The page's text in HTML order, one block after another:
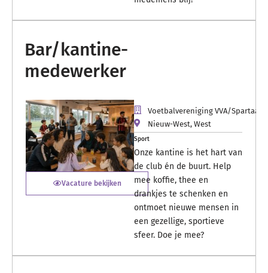
Bar/kantine-
medewerker
Vacature bekijken
Voetbalvereniging VVA/Spartaan
Nieuw-West, West
Sport
Onze kantine is het hart van
de club én de buurt. Help
mee koffie, thee en
drankjes te schenken en
ontmoet nieuwe mensen in
een gezellige, sportieve
sfeer. Doe je mee?